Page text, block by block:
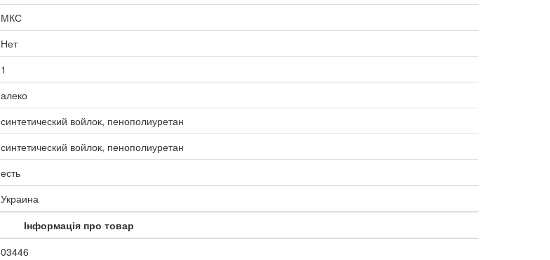
МКС
Нет
1
алеко
синтетический войлок, пенополиуретан
синтетический войлок, пенополиуретан
есть
Украина
Інформація про товар
03446